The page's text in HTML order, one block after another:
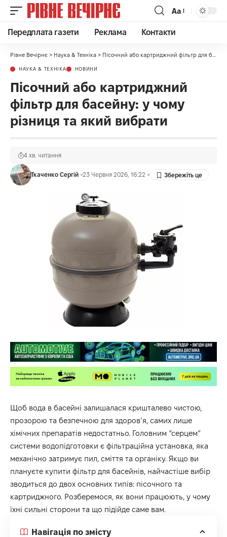
Аа
Передплата газети Реклама Контакти
Рівне Вечірнє > Наука & Техніка > Пісочний або картриджний фільтр для басейну: у чому різниця та який вибрати
НАУКА & ТЕХНІКА НОВИНИ
Пісочний або картриджний
фільтр для басейну: у чому
різниця та який вибрати
Ткаченко Сергій 23 Червня 2026, 16:22
4 хв. читання
Щоб вода в басейні залишалася кришталево чистою,
прозорою та безпечною для здоров’я, самих лише
хімічних препаратів недостатньо. Головним “серцем”
системи водопідготовки є фільтраційна установка, яка
механічно затримує пил, сміття та органіку. Якщо ви
плануєте купити фільтр для басейнів, найчастіше вибір
зводиться до двох основних типів: пісочного та
картриджного. Розберемося, як вони працюють, у чому
їхні сильні сторони та що підійде саме вам.
Навігація по змісту